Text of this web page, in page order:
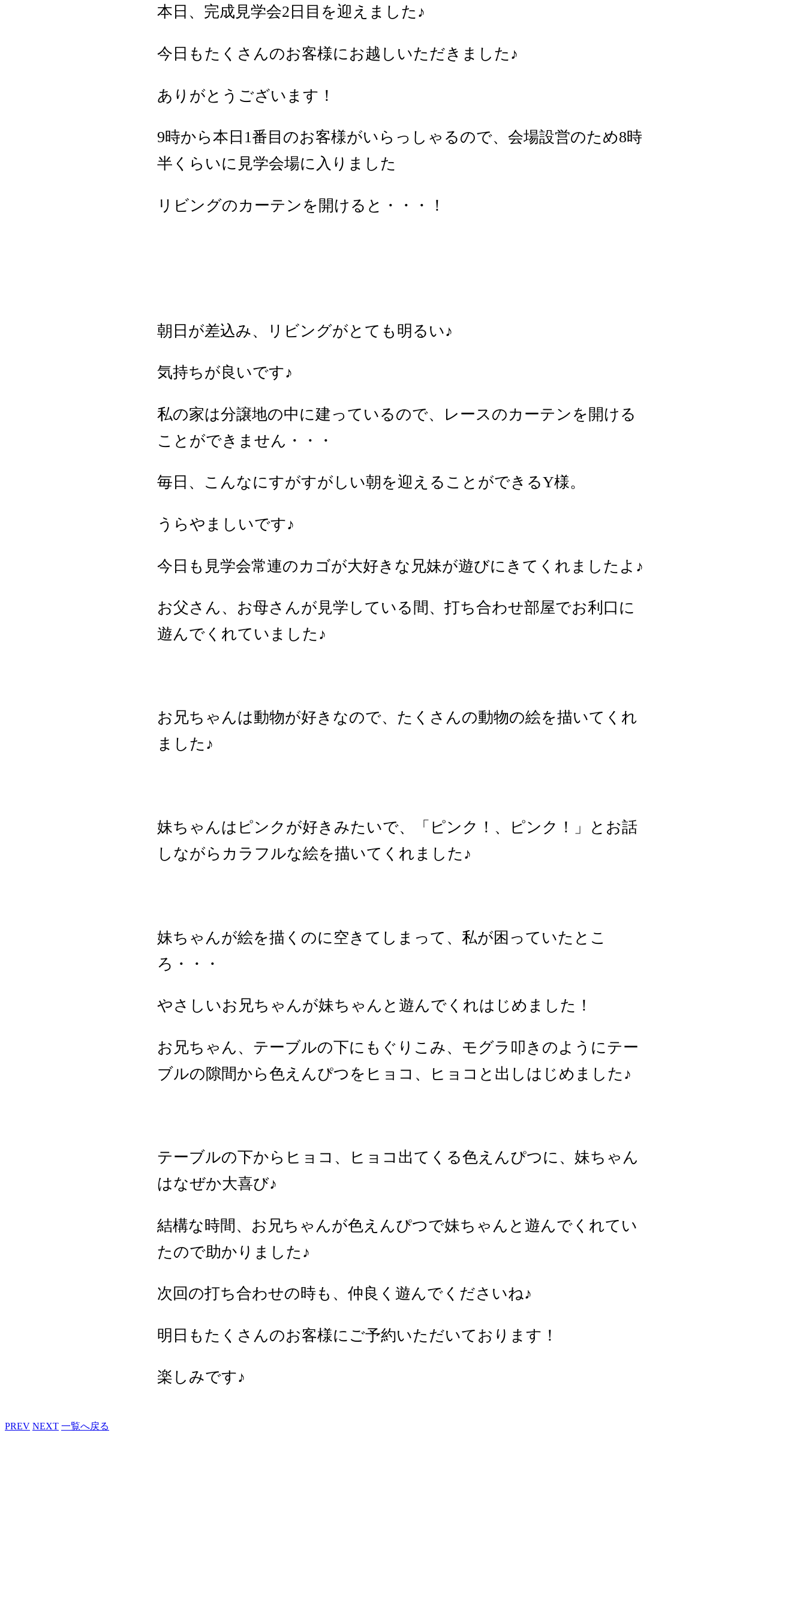
本日、完成見学会2日目を迎えました♪
今日もたくさんのお客様にお越しいただきました♪
ありがとうございます！
9時から本日1番目のお客様がいらっしゃるので、会場設営のため8時
半くらいに見学会場に入りました
リビングのカーテンを開けると・・・！
朝日が差込み、リビングがとても明るい♪
気持ちが良いです♪
私の家は分譲地の中に建っているので、レースのカーテンを開ける
ことができません・・・
毎日、こんなにすがすがしい朝を迎えることができるY様。
うらやましいです♪
今日も見学会常連のカゴが大好きな兄妹が遊びにきてくれましたよ♪
お父さん、お母さんが見学している間、打ち合わせ部屋でお利口に
遊んでくれていました♪
お兄ちゃんは動物が好きなので、たくさんの動物の絵を描いてくれ
ました♪
妹ちゃんはピンクが好きみたいで、「ピンク！、ピンク！」とお話
しながらカラフルな絵を描いてくれました♪
妹ちゃんが絵を描くのに空きてしまって、私が困っていたとこ
ろ・・・
やさしいお兄ちゃんが妹ちゃんと遊んでくれはじめました！
お兄ちゃん、テーブルの下にもぐりこみ、モグラ叩きのようにテー
ブルの隙間から色えんぴつをヒョコ、ヒョコと出しはじめました♪
テーブルの下からヒョコ、ヒョコ出てくる色えんぴつに、妹ちゃん
はなぜか大喜び♪
結構な時間、お兄ちゃんが色えんぴつで妹ちゃんと遊んでくれてい
たので助かりました♪
次回の打ち合わせの時も、仲良く遊んでくださいね♪
明日もたくさんのお客様にご予約いただいております！
楽しみです♪
PREV NEXT 一覧へ戻る